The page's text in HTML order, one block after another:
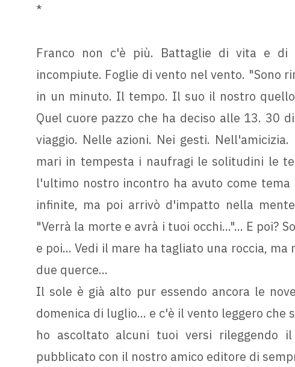
*
Franco non c'è più. Battaglie di vita e di
incompiute. Foglie di vento nel vento. "Sono
in un minuto. Il tempo. Il suo il nostro
Quel cuore pazzo che ha deciso alle 13. 30
viaggio. Nelle azioni. Nei gesti.
mari in tempesta i naufragi le solitudini le
l'ultimo nostro incontro ha avuto come
infinite, ma poi arrivò d'impatto nella
"Verrà la morte e avrà i tuoi occhi..."... E poi?
e poi... Vedi il mare ha tagliato una roccia,
due querce...
Il sole è già alto pur essendo ancora le
domenica di luglio... e c'è il vento leggero che
ho ascoltato alcuni tuoi versi rileggendo
pubblicato con il nostro amico editore di